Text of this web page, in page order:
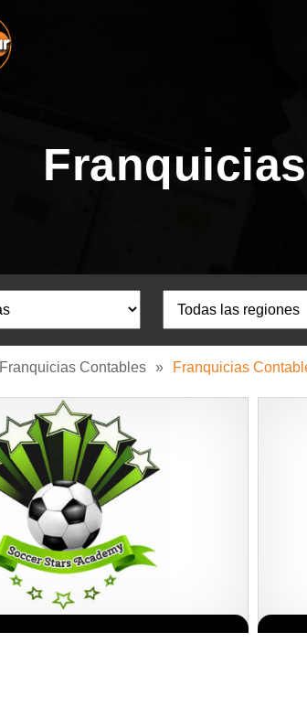
Franquicias Contables » Franquicias